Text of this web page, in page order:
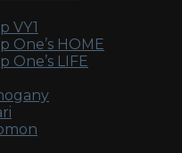
VY1
One’s HOME
One’s LIFE